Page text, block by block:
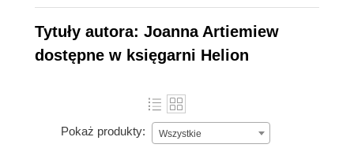
Tytuły autora: Joanna Artiemiew
dostępne w księgarni Helion
Pokaż produkty: Wszystkie